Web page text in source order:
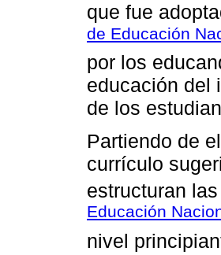
que fue
de Educación
por los
educación del
de los
Partiendo de
currículo
estructuran
Educación
nivel